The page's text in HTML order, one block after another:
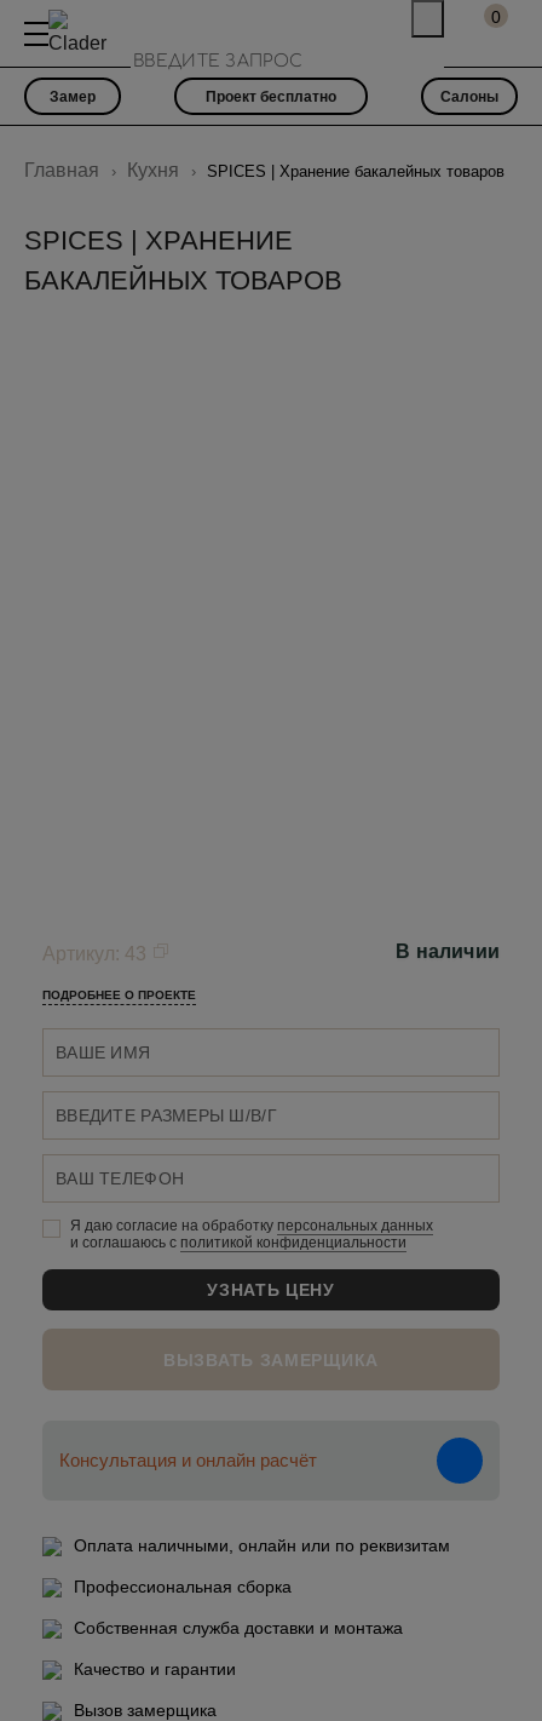
0
Замер Проект бесплатно Салоны
Главная Кухня SPICES | Хранение бакалейных товаров
SPICES | ХРАНЕНИЕ
БАКАЛЕЙНЫХ ТОВАРОВ
Артикул: 43 В наличии
ПОДРОБНЕЕ О ПРОЕКТЕ
Я даю согласие на обработку персональных данныx
и соглашаюсь c политикой конфиденциальности
ВЫЗВАТЬ ЗАМЕРЩИКА
Консультация и онлайн расчёт
Оплата наличными, онлайн или по реквизитам
Профессиональная сборка
Собственная служба доставки и монтажа
Качество и гарантии
Вызов замерщика